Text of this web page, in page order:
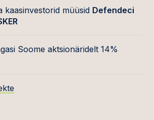
kaasinvestorid müüsid Defendeci
Soome aktsionäridelt 14%